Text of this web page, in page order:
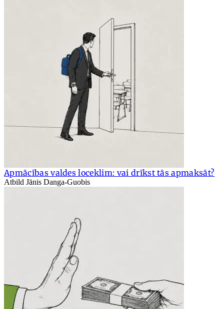
Apmācības valdes loceklim: vai drīkst tās apmaksāt?
Atbild Jānis Danga-Guobis